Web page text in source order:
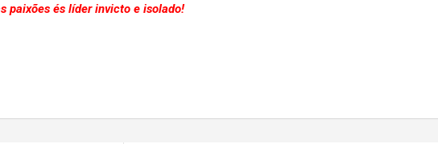
paixões és líder invicto e isolado!